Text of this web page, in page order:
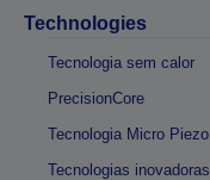
Technologies
Tecnologia sem calor
PrecisionCore
Tecnologia Micro Piezo
Tecnologias inovadoras